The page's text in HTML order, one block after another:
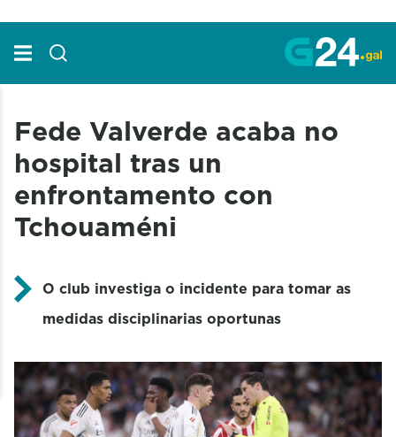
Fede Valverde acaba no
hospital tras un
enfrontamento con
Tchouaméni
O club investiga o incidente para tomar as
medidas disciplinarias oportunas ​​